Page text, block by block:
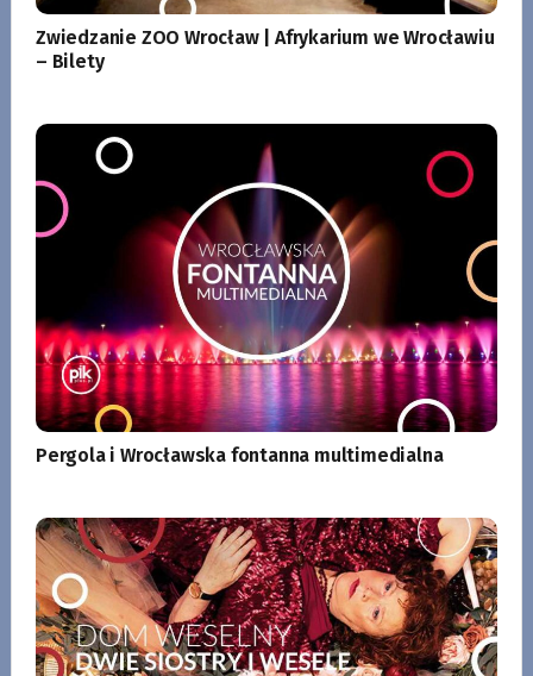
Zwiedzanie ZOO Wrocław | Afrykarium we Wrocławiu
– Bilety
Pergola i Wrocławska fontanna multimedialna